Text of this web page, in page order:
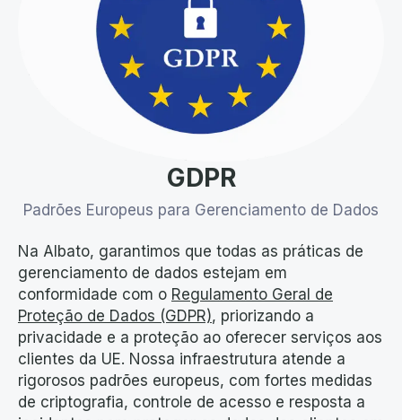
GDPR
Padrões Europeus para Gerenciamento de Dados
Na Albato, garantimos que todas as práticas de
gerenciamento de dados estejam em
conformidade com o Regulamento Geral de
Proteção de Dados (GDPR), priorizando a
privacidade e a proteção ao oferecer serviços aos
clientes da UE. Nossa infraestrutura atende a
rigorosos padrões europeus, com fortes medidas
de criptografia, controle de acesso e resposta a